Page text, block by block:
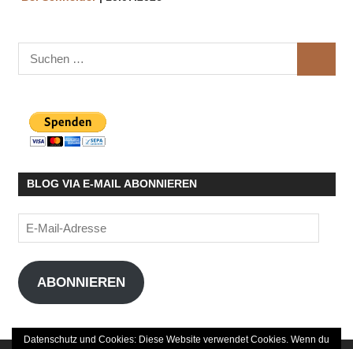
Suchen
nach:
BLOG VIA E-MAIL ABONNIEREN
E-
Mail-
Adresse
ABONNIEREN
Datenschutz und Cookies: Diese Website verwendet Cookies. Wenn du